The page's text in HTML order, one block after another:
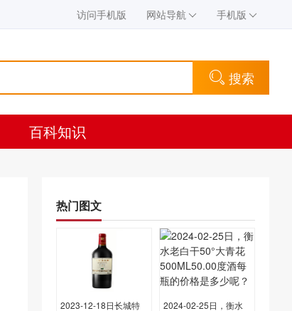
访问手机版 网站导航 手机版
搜索
百科知识
热门图文
2023-12-18日长城特
2024-02-25日，衡水